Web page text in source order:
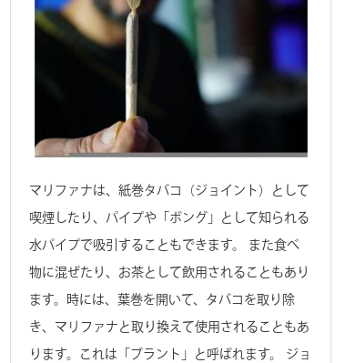
マリファナは、紙巻タバコ（ジョイント）として
喫煙したり、パイプや「ボング」として知られる
水パイプで吸引することもできます。 また食べ
物に混ぜたり、お茶として飲用されることもあり
ます。時には、葉巻を開いて、タバコを取り除
き、マリファナと取り換えて使用されることもあ
ります。これは「ブラント」と呼ばれます。 ジョ